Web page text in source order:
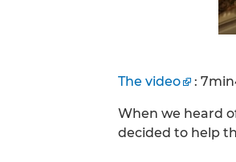
The video :
When we heard
decided to help